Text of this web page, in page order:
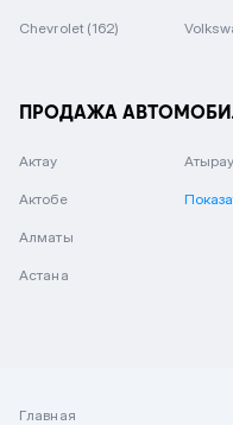
Chevrolet (162)
ПРОДАЖА
Актау
Актобе
Алматы
Астана
Атырау
Главная